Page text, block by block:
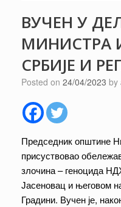
ВУЧЕН У
МИНИСТРА
СРБИЈЕ И
Posted on 24/04/2023 by
Председник општине
присуствовао
злочина – геноцида
Јасеновац и његовом
Градини. Вучен је,